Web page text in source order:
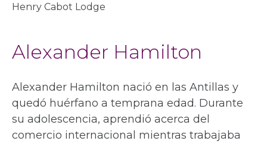
Henry Cabot Lodge
Alexander Hamilton
Alexander Hamilton nació en las Antillas y
quedó huérfano a temprana edad. Durante
su adolescencia, aprendió acerca del
comercio internacional mientras trabajaba